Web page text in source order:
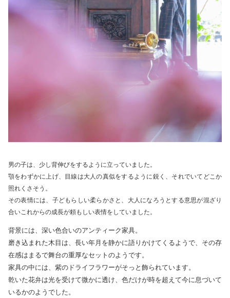
男の子は、少し背伸びをするように立っていました。
顎をわずかに上げ、目線は大人の真似をするように鋭く、それでいてどこか
照れくさそう。
その表情には、子どもらしい柔らかさと、大人になろうとする意思が混ざり
合いこれからの成長が頼もしい表情をしていました。
背景には、深い色合いのアンティーク家具。
磨き込まれた木目は、長い年月を静かに語りかけてくるようで、その存
在感はまるで舞台の重厚なセットのようです。
家具の中には、紫のドライフラワーがそっと飾られています。
乾いた花弁は光を受けて微かに透け、色だけが時を超えて今に息づいて
いるかのようでした。